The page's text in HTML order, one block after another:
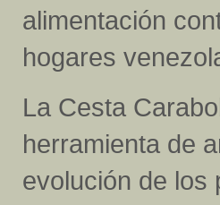
alimentación
hogares
La Cesta
herramienta de
evolución de los